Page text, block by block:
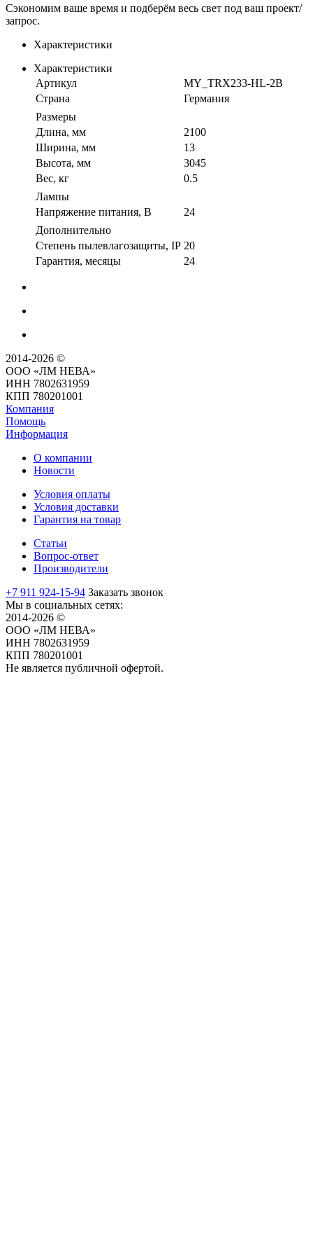
Сэкономим ваше время и подберём весь свет под ваш проект/
запрос.
Характеристики
Характеристики
Артикул
MY_TRX233-HL-2B
Страна
Германия
Размеры
Длина, мм
2100
Ширина, мм
13
Высота, мм
3045
Вес, кг
0.5
Лампы
Напряжение питания, В
24
Дополнительно
Степень пылевлагозащиты, IP 20
Гарантия, месяцы
24
2014-2026 ©
ООО «ЛМ НЕВА»
ИНН 7802631959
КПП 780201001
Компания
Помощь
Информация
О компании
Новости
Условия оплаты
Условия доставки
Гарантия на товар
Статьи
Вопрос-ответ
Производители
+7 911 924-15-94 Заказать звонок
Мы в социальных сетях:
2014-2026 ©
ООО «ЛМ НЕВА»
ИНН 7802631959
КПП 780201001
Не является публичной офертой.